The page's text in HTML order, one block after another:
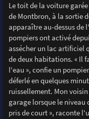
Le toit de la voiture
de Montbron, à la sortie
apparaître au-dessus de
pompiers ont activé
assécher un lac artificiel
de deux habitations. « Il
l'eau », confie un
déferlé en quelques
ruissellement. Mon
garage lorsque le niveau
pris de court », raconte